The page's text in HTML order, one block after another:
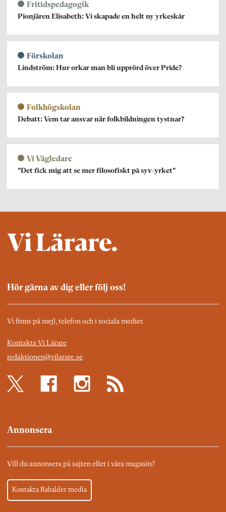
Fritidspedagogik
Pionjären Elisabeth: Vi skapade en helt ny yrkeskår
Förskolan
Lindström: Hur orkar man bli upprörd över Pride?
Folkhögskolan
Debatt: Vem tar ansvar när folkbildningen tystnar?
Vi Vägledare
”Det fick mig att se mer filosofiskt på syv-yrket”
Hör gärna av dig eller följ oss!
Vi finns på mejl, telefon och i sociala medier.
Kontakta Vi Lärare
redaktionen@vilarare.se
Annonsera
Vill du annonsera på sajten eller i våra magasin?
Kontakta Rabalder media